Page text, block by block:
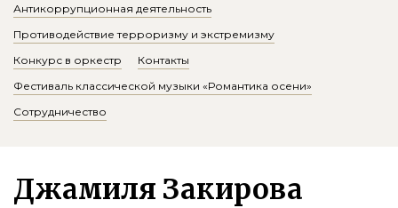
Антикоррупционная деятельность
Противодействие терроризму и экстремизму
Конкурс в оркестр
Контакты
Фестиваль классической музыки «Романтика осени»
Сотрудничество
Джамиля Закирова